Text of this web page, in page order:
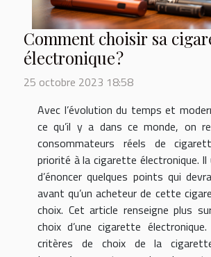
Comment choisir sa
électronique ?
25 octobre 2023 18:58
Avec l’évolution du temps et
ce qu’il y a dans ce monde, on
consommateurs réels de
priorité à la cigarette électronique.
d’énoncer quelques points qui
avant qu’un acheteur de cette
choix. Cet article renseigne plus
choix d’une cigarette
critères de choix de la